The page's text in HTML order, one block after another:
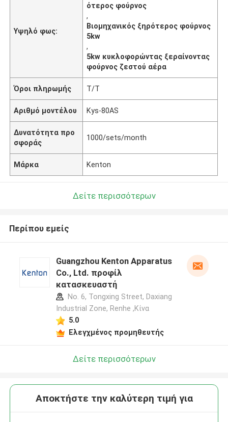
Υψηλό φως:
ότερος φούρνος
,
Βιομηχανικός ξηρότερος φούρνος
5kw
,
5kw κυκλοφορώντας ξεραίνοντας
φούρνος ζεστού αέρα
Όροι πληρωμής T/T
Αριθμό μοντέλου Kys-80AS
Δυνατότητα προ
σφοράς
1000/sets/month
Μάρκα Kenton
Δείτε περισσότερων
Περίπου εμείς
Guangzhou Kenton Apparatus
Co., Ltd. προφίλ
κατασκευαστή
No. 6, Tongxing Street, Daxiang
Industrial Zone, Renhe ,Κίνα
5.0
Ελεγχμένος προμηθευτής
Δείτε περισσότερων
Αποκτήστε την καλύτερη τιμή για